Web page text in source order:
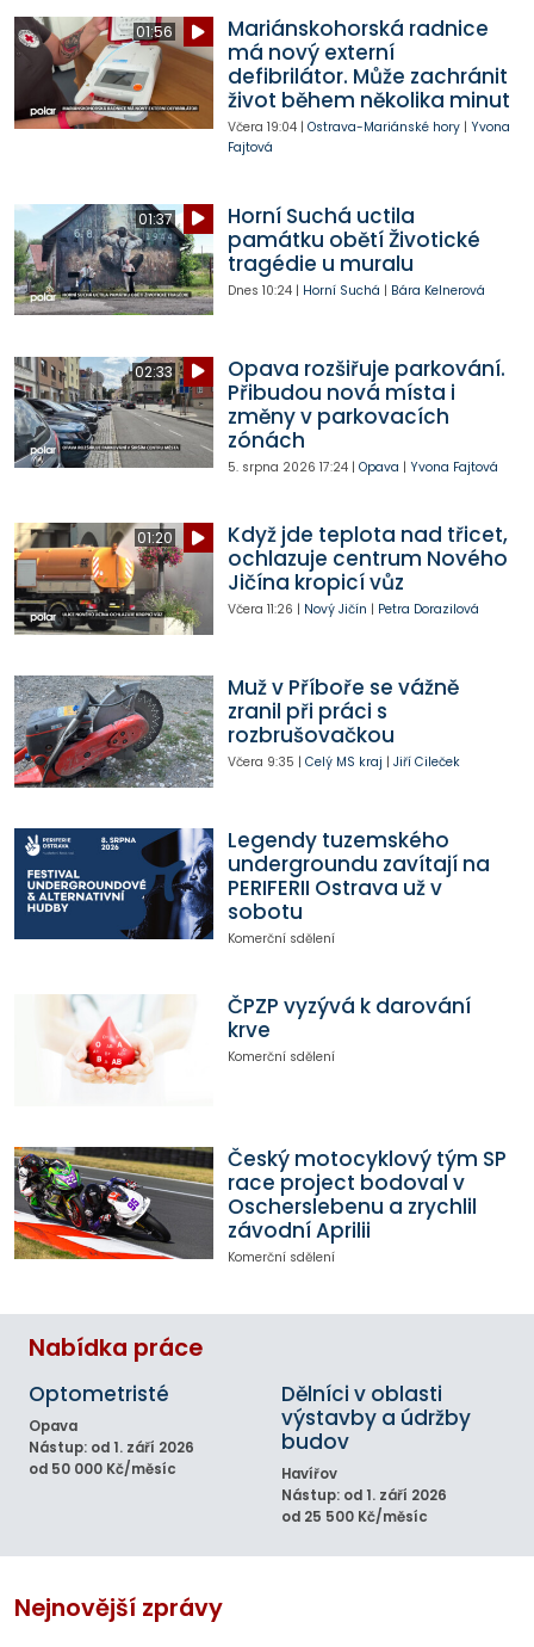
01:56
Mariánskohorská radnice
má nový externí
defibrilátor. Může zachránit
život během několika minut
Včera 19:04| Ostrava-Mariánské hory| Yvona
Fajtová
01:37
Horní Suchá uctila
památku obětí Životické
tragédie u muralu
Dnes 10:24| Horní Suchá | Bára Kelnerová
02:33
Opava rozšiřuje parkování.
Přibudou nová místa i
změny v parkovacích
zónách
5. srpna 2026 17:24| Opava | Yvona Fajtová
01:20
Když jde teplota nad třicet,
ochlazuje centrum Nového
Jičína kropicí vůz
Včera 11:26 | Nový Jičín | Petra Dorazilová
Muž v Příboře se vážně
zranil při práci s
rozbrušovačkou
Včera 9:35 | Celý MS kraj | Jiří Cileček
Legendy tuzemského
undergroundu zavítají na
PERIFERII Ostrava už v
sobotu
Komerční sdělení
ČPZP vyzývá k darování
krve
Komerční sdělení
Český motocyklový tým SP
race project bodoval v
Oscherslebenu a zrychlil
závodní Aprilii
Komerční sdělení
Nabídka práce
Optometristé
Opava
Nástup: od 1. září 2026
od 50 000 Kč/měsíc
Dělníci v oblasti
výstavby a údržby
budov
Havířov
Nástup: od 1. září 2026
od 25 500 Kč/měsíc
Nejnovější zprávy